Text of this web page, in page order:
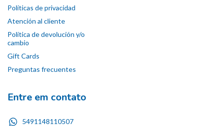
Políticas de privacidad
Atención al cliente
Política de devolución y/o
cambio
Gift Cards
Preguntas frecuentes
Entre em contato
5491148110507